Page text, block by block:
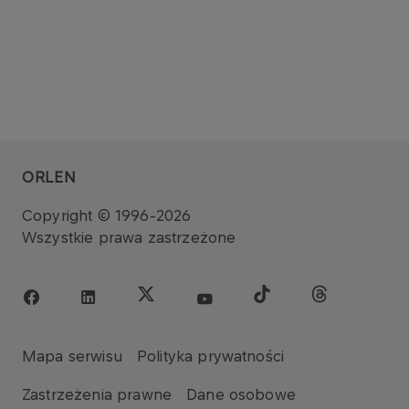
ORLEN
Copyright © 1996-2026
Wszystkie prawa zastrzeżone
Mapa serwisu Polityka prywatności
Zastrzeżenia prawne Dane osobowe